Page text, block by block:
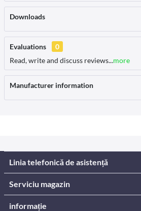
Downloads
Evaluations
0
Read, write and discuss reviews...more
Manufacturer information
Linia telefonică de asistență
Serviciu magazin
informație